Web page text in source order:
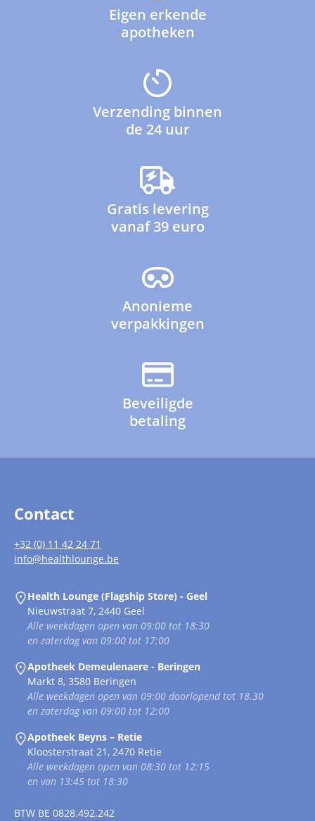
Eigen erkende
apotheken
Verzending binnen
de 24 uur
Gratis levering
vanaf 39 euro
Anonieme
verpakkingen
Beveiligde
betaling
Contact
+32 (0) 11 42 24 71
info@healthlounge.be
Health Lounge (Flagship Store) - Geel
Nieuwstraat 7, 2440 Geel
Alle weekdagen open van 09:00 tot 18:30
en zaterdag van 09:00 tot 17:00
Apotheek Demeulenaere - Beringen
Markt 8, 3580 Beringen
Alle weekdagen open van 09:00 doorlopend tot 18.30
en zaterdag van 09:00 tot 12:00
Apotheek Beyns – Retie
Kloosterstraat 21, 2470 Retie
Alle weekdagen open van 08:30 tot 12:15
en van 13:45 tot 18:30
BTW BE 0828.492.242